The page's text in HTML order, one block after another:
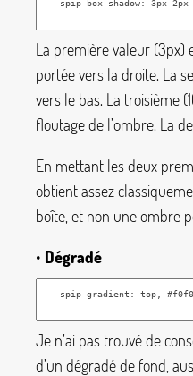
La première valeur (3px)
portée vers la droite. La
vers le bas. La troisième (
floutage de l’ombre. La
En mettant les deux
obtient assez
boîte, et non une ombre
• Dégradé
Je n’ai pas trouvé de
d’un dégradé de fond,